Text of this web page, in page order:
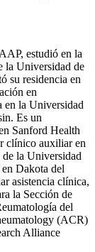
estudió en la
la Universidad de
su residencia en
en
en la Universidad
Es un
Sanford Health
clínico auxiliar en
la Universidad
Dakota del
asistencia clínica,
la Sección de
del
(ACR)
Alliance